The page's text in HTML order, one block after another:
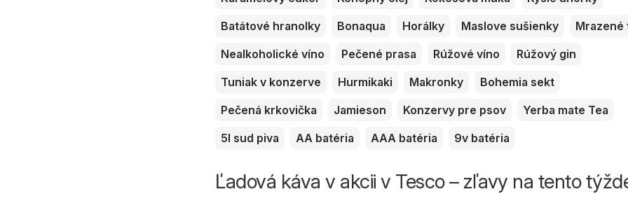
Batátové hranolky
Bonaqua Horálky Maslove sušienky
Mrazené
Nealkoholické víno
Pečené prasa Rúžové víno
Rúžový gin
Tuniak v konzerve
Hurmikaki Makronky
Bohemia sekt
Pečená krkovička
Jamieson Konzervy pre psov
Yerba mate Tea
5l sud piva
AA batéria AAA batéria 9v batéria
Ľadová káva v akcii v Tesco – zľavy na tento